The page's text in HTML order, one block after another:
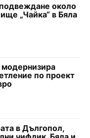
около
„Чайка“ в Бяла
по проект
в Дългопол,